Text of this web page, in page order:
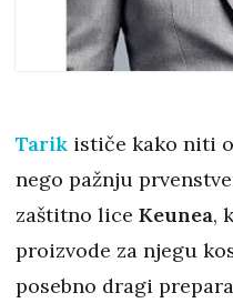
Tarik ističe kako niti
nego pažnju
zaštitno lice Keunea,
proizvode za njegu
posebno dragi